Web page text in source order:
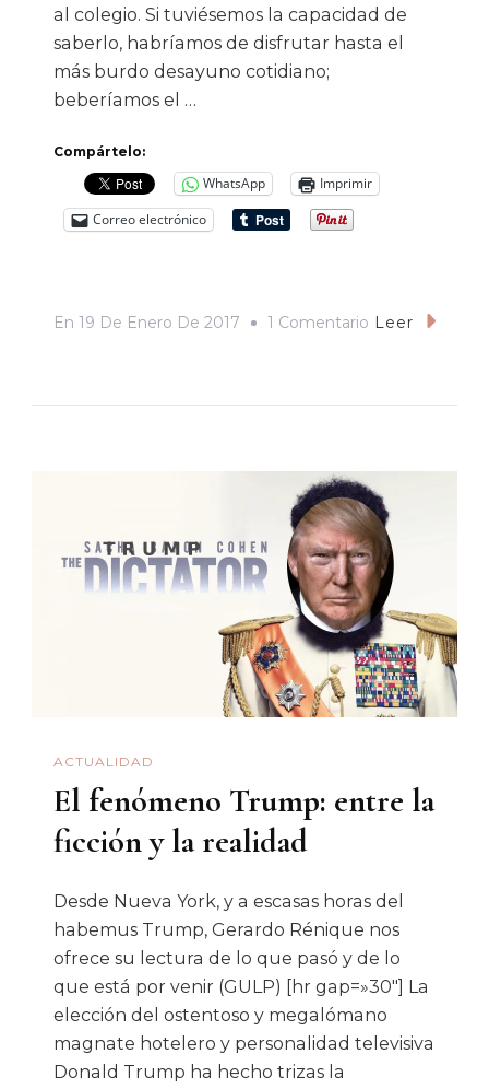
al colegio. Si tuviésemos la capacidad de
saberlo, habríamos de disfrutar hasta el
más burdo desayuno cotidiano;
beberíamos el …
Compártelo:
WhatsApp
Imprimir
Correo electrónico
En 19 De Enero De 2017 1 Comentario En
De
Un
Colegial
Pasadito
El
Tiroteo
Leer
ACTUALIDAD
El fenómeno Trump: entre la
ficción y la realidad
Desde Nueva York, y a escasas horas del
habemus Trump, Gerardo Rénique nos
ofrece su lectura de lo que pasó y de lo
que está por venir (GULP) [hr gap=»30″] La
elección del ostentoso y megalómano
magnate hotelero y personalidad televisiva
Donald Trump ha hecho trizas la